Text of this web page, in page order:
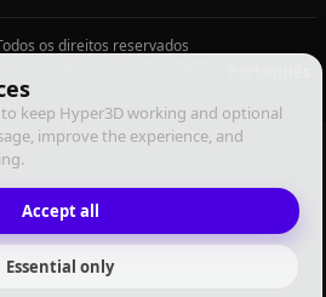
keep Hyper3D working and optional
improve the experience, and
Accept all
Essential only
os direitos reservados